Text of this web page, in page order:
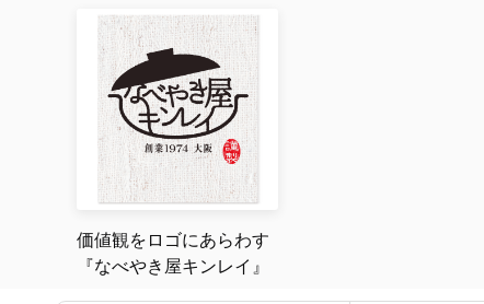
価値観をロゴにあらわす
『なべやき屋キンレイ』